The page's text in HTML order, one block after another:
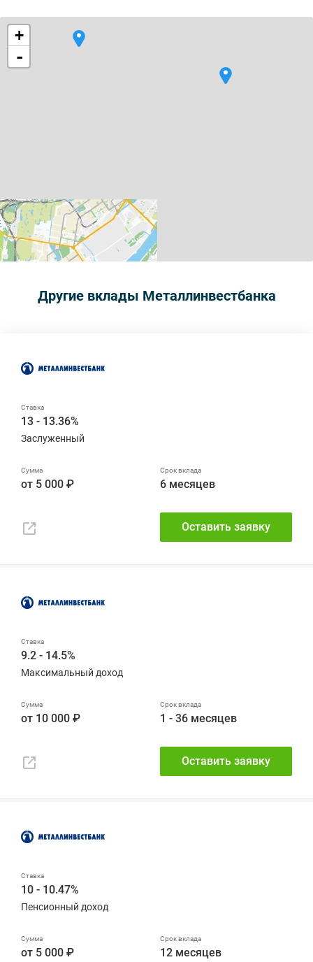
+
-
Другие вклады Металлинвестбанка
13 - 13.36%
Заслуженный
от 5 000 ₽ 6 месяцев
Оставить заявку
9.2 - 14.5%
Максимальный доход
от 10 000 ₽ 1 - 36 месяцев
Оставить заявку
10 - 10.47%
Пенсионный доход
от 5 000 ₽ 12 месяцев